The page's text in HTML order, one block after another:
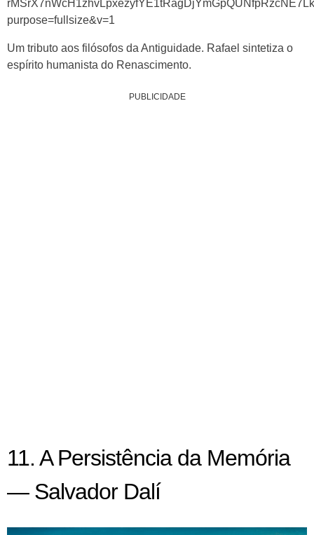
Um tributo aos filósofos da Antiguidade. Rafael sintetiza o
espírito humanista do Renascimento.
PUBLICIDADE
11. A Persistência da Memória
— Salvador Dalí